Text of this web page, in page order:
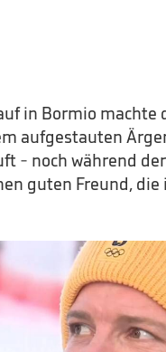
in Bormio machte
aufgestauten
- noch während
guten Freund,